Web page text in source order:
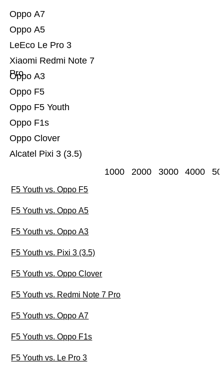
Alcatel Pixi 3 (3.5)
Oppo Clover
Oppo F1s
Oppo F5 Youth
Oppo F5
Oppo A3
Xiaomi Redmi Note 7
Pro
LeEco Le Pro 3
Oppo A5
Oppo A7
1000 2000 3000 4000
F5 Youth vs. Oppo F5
F5 Youth vs. Oppo A5
F5 Youth vs. Oppo A3
F5 Youth vs. Pixi 3 (3.5)
F5 Youth vs. Oppo Clover
F5 Youth vs. Redmi Note 7 Pro
F5 Youth vs. Oppo A7
F5 Youth vs. Oppo F1s
F5 Youth vs. Le Pro 3